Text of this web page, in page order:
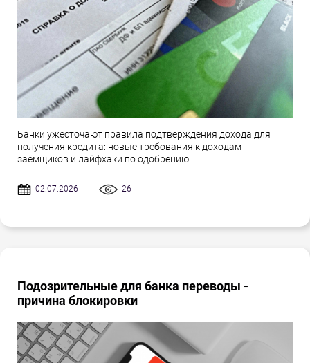
Банки ужесточают правила подтверждения дохода для
получения кредита: новые требования к доходам
заёмщиков и лайфхаки по одобрению.
02.07.2026 26
Подозрительные для банка переводы -
причина блокировки